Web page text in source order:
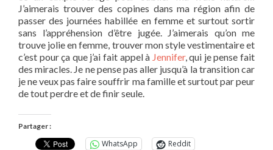
J’aimerais trouver des copines dans ma région afin de
passer des journées habillée en femme et surtout sortir
sans l’appréhension d’être jugée. J’aimerais qu’on me
trouve jolie en femme, trouver mon style vestimentaire et
c’est pour ça que j’ai fait appel à Jennifer, qui je pense fait
des miracles. Je ne pense pas aller jusqu’à la transition car
je ne veux pas faire souffrir ma famille et surtout par peur
de tout perdre et de finir seule.
Partager :
WhatsApp
Reddit